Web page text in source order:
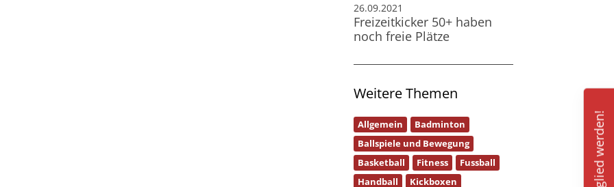
26.09.2021
Freizeitkicker 50+ haben
noch freie Plätze
Weitere Themen
Allgemein
Badminton
Ballspiele und Bewegung
Basketball
Fitness
Fussball
Handball
Kickboxen
Mitglied werden!